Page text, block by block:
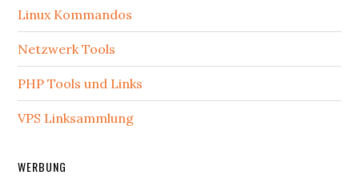
Linux Kommandos
Netzwerk Tools
PHP Tools und Links
VPS Linksammlung
WERBUNG